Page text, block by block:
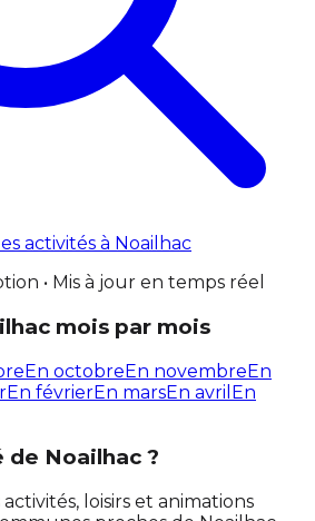
activités à Noailhac
• Mis à jour en temps réel
mois par mois
En octobreEn novembreEn
En févrierEn marsEn avril En
de Noailhac ?
loisirs et animations